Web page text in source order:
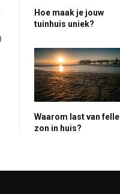
Website
Hoe maak je jouw
tuinhuis uniek?
Waarom last van felle
zon in huis?